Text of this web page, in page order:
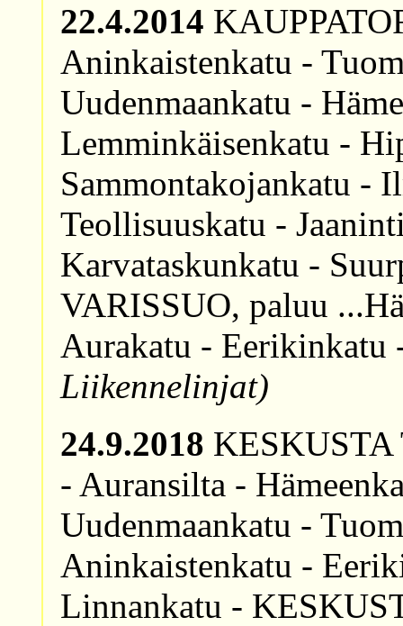
22.4.2014
Aninkaistenkatu -
Uudenmaankatu -
Lemminkäisenkatu -
Sammontakojankatu -
Teollisuuskatu -
Karvataskunkatu -
VARISSUO, paluu
Aurakatu -
Liikennelinjat)
24.9.2018 KESKUSTA
- Auransilta -
Uudenmaankatu -
Aninkaistenkatu -
Linnankatu -